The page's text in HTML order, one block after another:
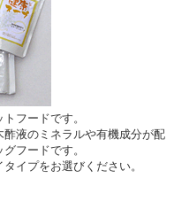
フードです。
液のミネラルや有機成分が配
フードです。
イプをお選びください。